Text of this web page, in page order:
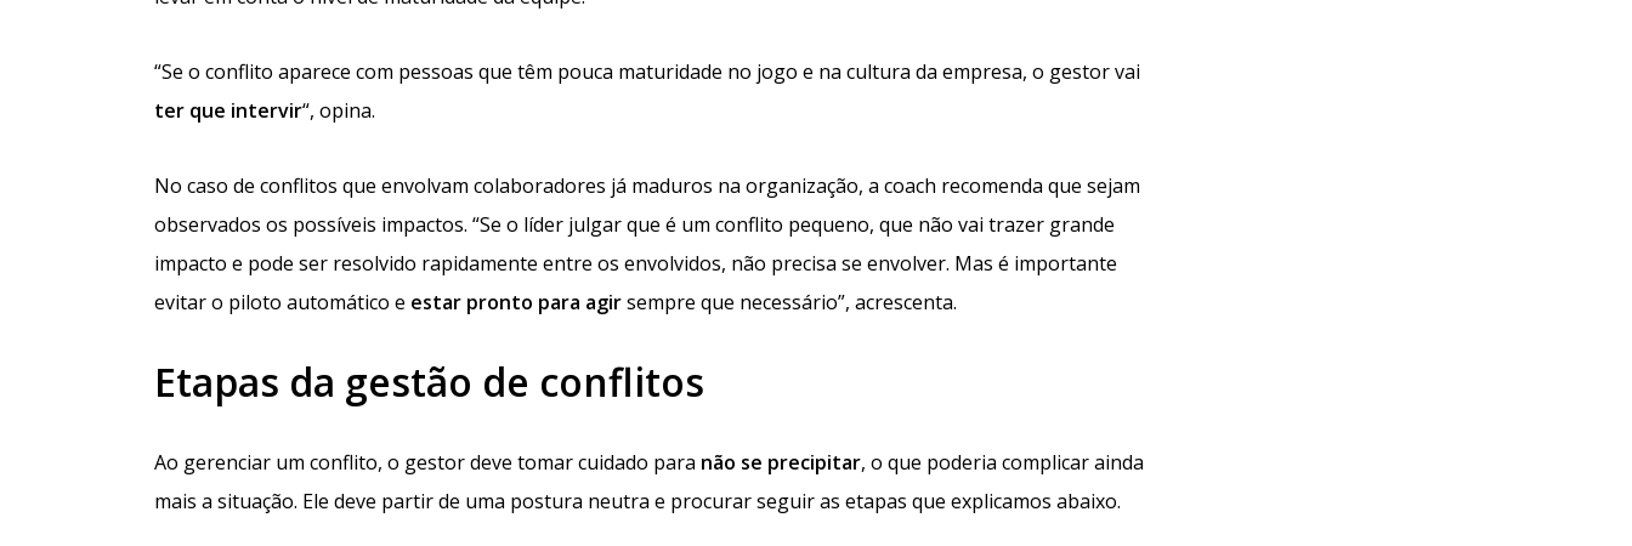
“Se o conflito aparece com pessoas que têm pouca maturidade no jogo e na cultura da empresa, o gestor vai
ter que intervir“, opina.
No caso de conflitos que envolvam colaboradores já maduros na organização, a coach recomenda que sejam
observados os possíveis impactos. “Se o líder julgar que é um conflito pequeno, que não vai trazer grande
impacto e pode ser resolvido rapidamente entre os envolvidos, não precisa se envolver. Mas é importante
evitar o piloto automático e estar pronto para agirsempre que necessário”, acrescenta.
Etapas da gestão de conflitos
Ao gerenciar um conflito, o gestor deve tomar cuidado para não se precipitar, o que poderia complicar ainda
mais a situação. Ele deve partir de uma postura neutra e procurar seguir as etapas que explicamos abaixo.